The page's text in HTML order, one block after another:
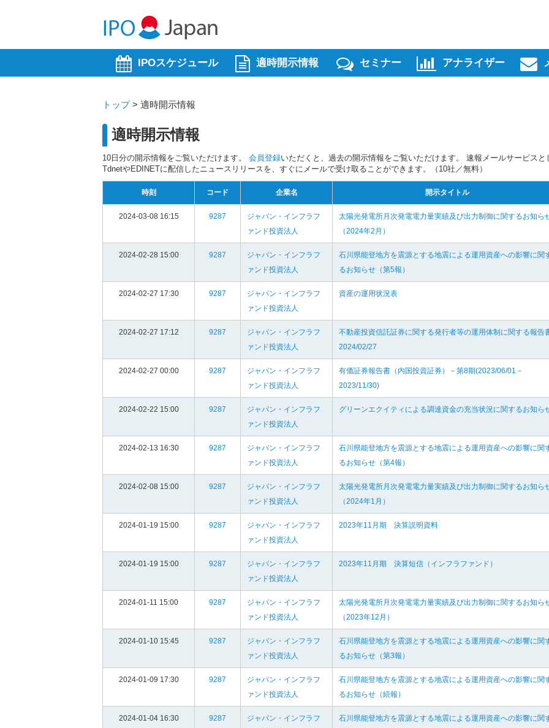
IPOスケジュール 適時開示情報 セミナー アナライザー
トップ> 適時開示情報
適時開示情報
10日分の開示情報をご覧いただけます。 会員登録いただくと、過去の開示情報をご覧いただけます。 速報メールサービスと
TdnetやEDINETに配信したニュースリリースを、すぐにメールで受け取ることができます。（10社／無料）
時刻 コード 企業名 開示タイトル
2024-03-08 16:15 9287
ジャパン・インフラフ
ァンド投資法人
太陽光発電所月次発電電力量実績及び出力制御に関するお知ら
（2024年2月）
2024-02-28 15:00 9287
ジャパン・インフラフ
ァンド投資法人
石川県能登地方を震源とする地震による運用資産への影響に関
るお知らせ（第5報）
2024-02-27 17:30 9287
ジャパン・インフラフ
ァンド投資法人
資産の運用状況表
2024-02-27 17:12 9287
ジャパン・インフラフ
ァンド投資法人
不動産投資信託証券に関する発行者等の運用体制に関する報告
2024/02/27
2024-02-27 00:00 9287
ジャパン・インフラフ
ァンド投資法人
有価証券報告書（内国投資証券）－第8期(2023/06/01－
2023/11/30)
2024-02-22 15:00 9287
ジャパン・インフラフ
ァンド投資法人
グリーンエクイティによる調達資金の充当状況に関するお知ら
2024-02-13 16:30 9287
ジャパン・インフラフ
ァンド投資法人
石川県能登地方を震源とする地震による運用資産への影響に関
るお知らせ（第4報）
2024-02-08 15:00 9287
ジャパン・インフラフ
ァンド投資法人
太陽光発電所月次発電電力量実績及び出力制御に関するお知ら
（2024年1月）
2024-01-19 15:00 9287
ジャパン・インフラフ
ァンド投資法人
2023年11月期 決算説明資料
2024-01-19 15:00 9287
ジャパン・インフラフ
ァンド投資法人
2023年11月期 決算短信（インフラファンド）
2024-01-11 15:00 9287
ジャパン・インフラフ
ァンド投資法人
太陽光発電所月次発電電力量実績及び出力制御に関するお知ら
（2023年12月）
2024-01-10 15:45 9287
ジャパン・インフラフ
ァンド投資法人
石川県能登地方を震源とする地震による運用資産への影響に関
るお知らせ（第3報）
2024-01-09 17:30 9287
ジャパン・インフラフ
ァンド投資法人
石川県能登地方を震源とする地震による運用資産への影響に関
るお知らせ（続報）
2024-01-04 16:30 9287
ジャパン・インフラフ
石川県能登地方を震源とする地震による運用資産への影響に関